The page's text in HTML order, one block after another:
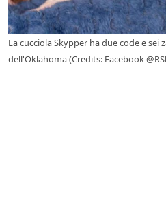
La cucciola Skypper ha due code e sei
dell'Oklahoma (Credits: Facebook